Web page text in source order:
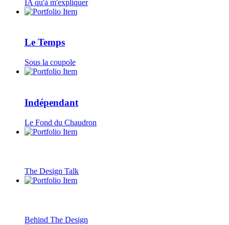
IA qu'à m'expliquer
Le Temps
Sous la coupole
Indépendant
Le Fond du Chaudron
The Design Talk
Behind The Design